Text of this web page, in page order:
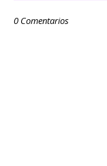
0 Comentarios